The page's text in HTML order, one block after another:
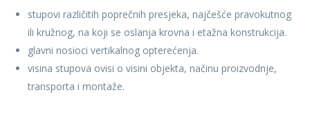
stupovi različitih poprečnih presjeka, najčešće pravokutnog
ili kružnog, na koji se oslanja krovna i etažna konstrukcija.
glavni nosioci vertikalnog opterećenja.
visina stupova ovisi o visini objekta, načinu proizvodnje,
transporta i montaže.